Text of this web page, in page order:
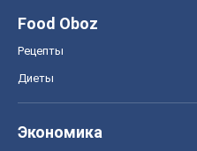
Food Oboz
Рецепты
Диеты
Экономика